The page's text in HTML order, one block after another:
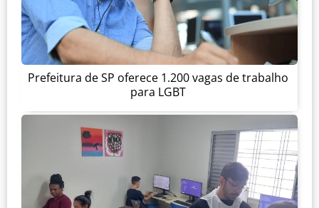
Prefeitura de SP oferece 1.200 vagas de trabalho
para LGBT